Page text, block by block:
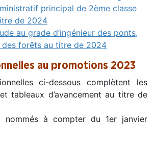
principal de 2ème classe
de 2024
au grade d’ingénieur des ponts,
des forêts au titre de 2024
au promotions 2023
ci-dessous complètent les
tableaux d’avancement au titre de
nommés à compter du 1er janvier